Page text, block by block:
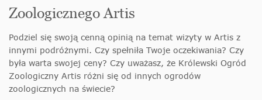
Zoologicznego Artis
Podziel się swoją cenną opinią na temat wizyty w Artis z
innymi podróżnymi. Czy spełniła Twoje oczekiwania? Czy
była warta swojej ceny? Czy uważasz, że Królewski Ogród
Zoologiczny Artis różni się od innych ogrodów
zoologicznych na świecie?